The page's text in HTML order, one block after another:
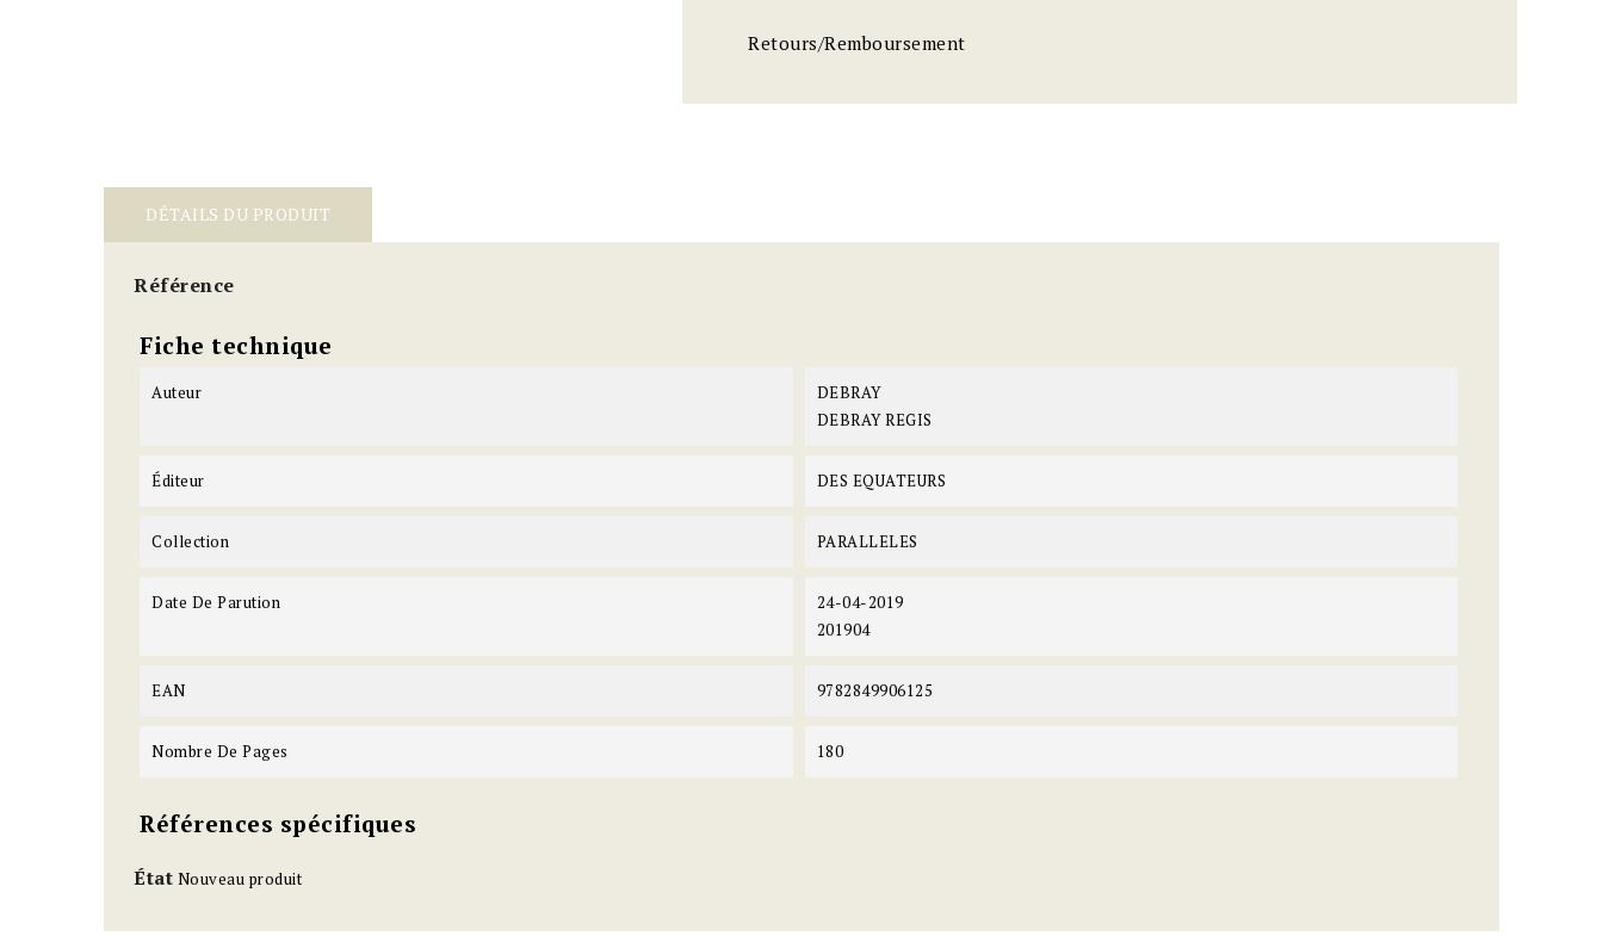
Retours/Remboursement
DÉTAILS DU PRODUIT
Référence
Fiche technique
Auteur
DEBRAY
DEBRAY REGIS
Éditeur DES EQUATEURS
Collection PARALLELES
Date De Parution
24-04-2019
201904
EAN 9782849906125
Nombre De Pages 180
Références spécifiques
État Nouveau produit